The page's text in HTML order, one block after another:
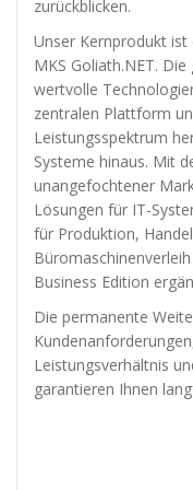
zurückblicken.
Unser Kernprodukt
MKS Goliath.NET.
wertvolle
zentralen Plattform
Leistungsspektrum
Systeme hinaus. Mit
unangefochtener
Lösungen für IT-
für Produktion,
Business Edition
Die permanente
Leistungsverhältnis
garantieren Ihnen
ablehnen,
werden
einige
Funktionen
auf der
Website
nicht mehr
verfügbar
sein.
Marketing
ermöglichen es uns,
die Anzeige
personalisierter
Inhalte durch